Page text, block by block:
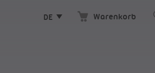
DE Warenkorb